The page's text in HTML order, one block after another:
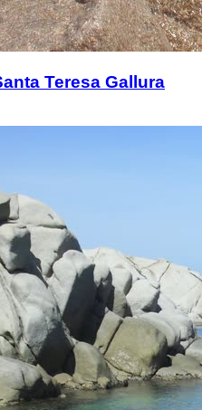
Teresa Gallura